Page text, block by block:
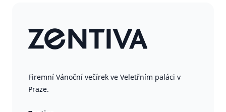
Firemní Vánoční večírek ve Veletřním paláci v
Praze.